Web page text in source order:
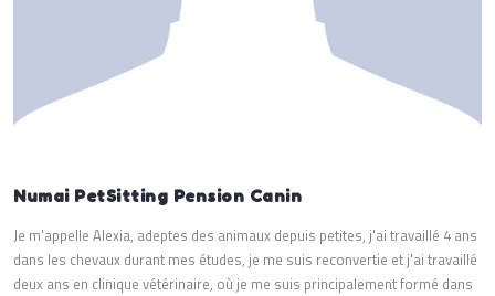
Numai PetSitting Pension Canin
Je m'appelle Alexia, adeptes des animaux depuis petites, j'ai travaillé 4 ans
dans les chevaux durant mes études, je me suis reconvertie et j'ai travaillé
deux ans en clinique vétérinaire, où je me suis principalement formé dans